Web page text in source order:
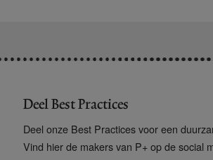
Deel Best Practices
Deel onze Best Practices voor een
Vind hier de makers van P+ op de social